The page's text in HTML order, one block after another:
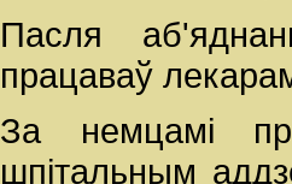
Пасля
працаваў
За немцамі
шпітальным